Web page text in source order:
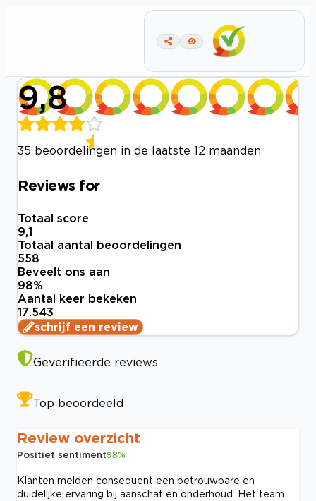
9,8
35 beoordelingen in de laatste 12 maanden
Reviews for
Totaal score
9,1
Totaal aantal beoordelingen
558
Beveelt ons aan
98%
Aantal keer bekeken
17.543
schrijf een review
Geverifieerde reviews
Top beoordeeld
Review overzicht
Positief sentiment98%
Klanten melden consequent een betrouwbare en
duidelijke ervaring bij aanschaf en onderhoud. Het team